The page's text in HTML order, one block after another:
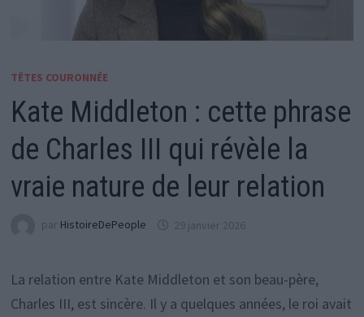
TÊTES COURONNÉE
Kate Middleton : cette phrase
de Charles III qui révèle la
vraie nature de leur relation
par HistoireDePeople 29 janvier 2026
La relation entre Kate Middleton et son beau-père,
Charles III, est sincère. Il y a quelques années, le roi avait